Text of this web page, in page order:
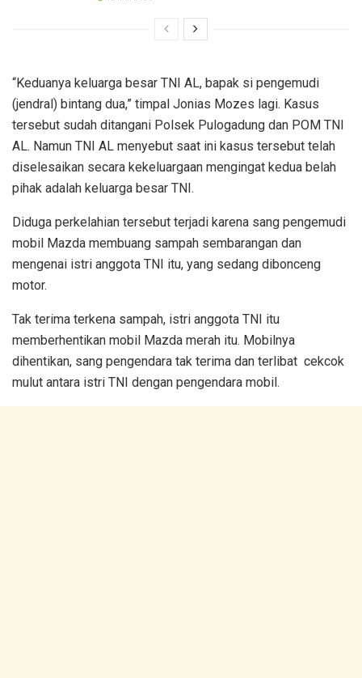
“Keduanya keluarga besar TNI AL, bapak si pengemudi
(jendral) bintang dua,” timpal Jonias Mozes lagi. Kasus
tersebut sudah ditangani Polsek Pulogadung dan POM TNI
AL. Namun TNI AL menyebut saat ini kasus tersebut telah
diselesaikan secara kekeluargaan mengingat kedua belah
pihak adalah keluarga besar TNI.
Diduga perkelahian tersebut terjadi karena sang pengemudi
mobil Mazda membuang sampah sembarangan dan
mengenai istri anggota TNI itu, yang sedang dibonceng
motor.
Tak terima terkena sampah, istri anggota TNI itu
memberhentikan mobil Mazda merah itu. Mobilnya
dihentikan, sang pengendara tak terima dan terlibat cekcok
mulut antara istri TNI dengan pengendara mobil.